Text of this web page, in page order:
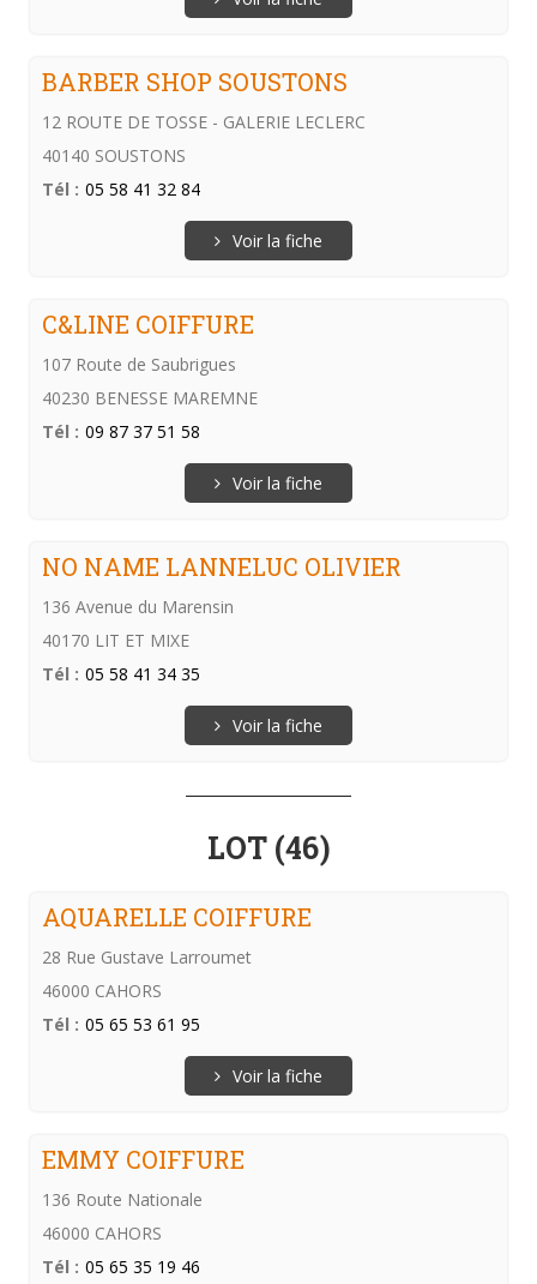
BARBER SHOP SOUSTONS
12 ROUTE DE TOSSE - GALERIE LECLERC
40140 SOUSTONS
Tél : 05 58 41 32 84
Voir la fiche
C&LINE COIFFURE
107 Route de Saubrigues
40230 BENESSE MAREMNE
Tél : 09 87 37 51 58
Voir la fiche
NO NAME LANNELUC OLIVIER
136 Avenue du Marensin
40170 LIT ET MIXE
Tél : 05 58 41 34 35
Voir la fiche
LOT (46)
AQUARELLE COIFFURE
28 Rue Gustave Larroumet
46000 CAHORS
Tél : 05 65 53 61 95
Voir la fiche
EMMY COIFFURE
136 Route Nationale
46000 CAHORS
Tél : 05 65 35 19 46